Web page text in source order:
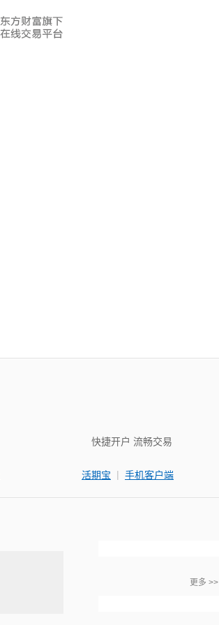
快捷开户 流畅交易
活期宝 | 手机客户端
更多 >>